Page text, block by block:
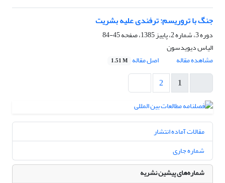
جنگ با تروریسم: ترفندی علیه بشریت
دوره 3، شماره 2، پاییز 1385، صفحه
45-84
الیاس دیویدسون
مشاهده مقاله
اصل مقاله 1.51 M
1
2
مقالات آماده انتشار
شماره جاری
شماره‌های پیشین نشریه